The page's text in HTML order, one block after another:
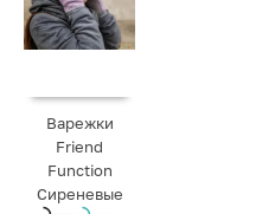
Варежки
Friend
Function
Сиреневые